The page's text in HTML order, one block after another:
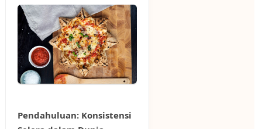
Pendahuluan: Konsistensi